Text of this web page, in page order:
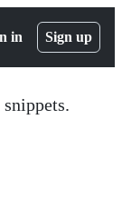
in Sign up